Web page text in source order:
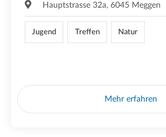
Hauptstrasse 32a, 6045 Meggen
Jugend Treffen Natur
Mehr erfahren